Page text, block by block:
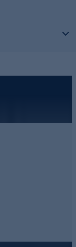
zu
Sie mit den
zu Hause